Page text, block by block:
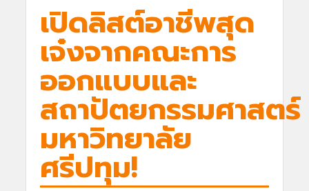
เปิดลิสต์อาชีพสุด
เจ๋งจากคณะการ
ออกแบบและ
สถาปัตยกรรมศาสตร์
มหาวิทยาลัย
ศรีปทุม!